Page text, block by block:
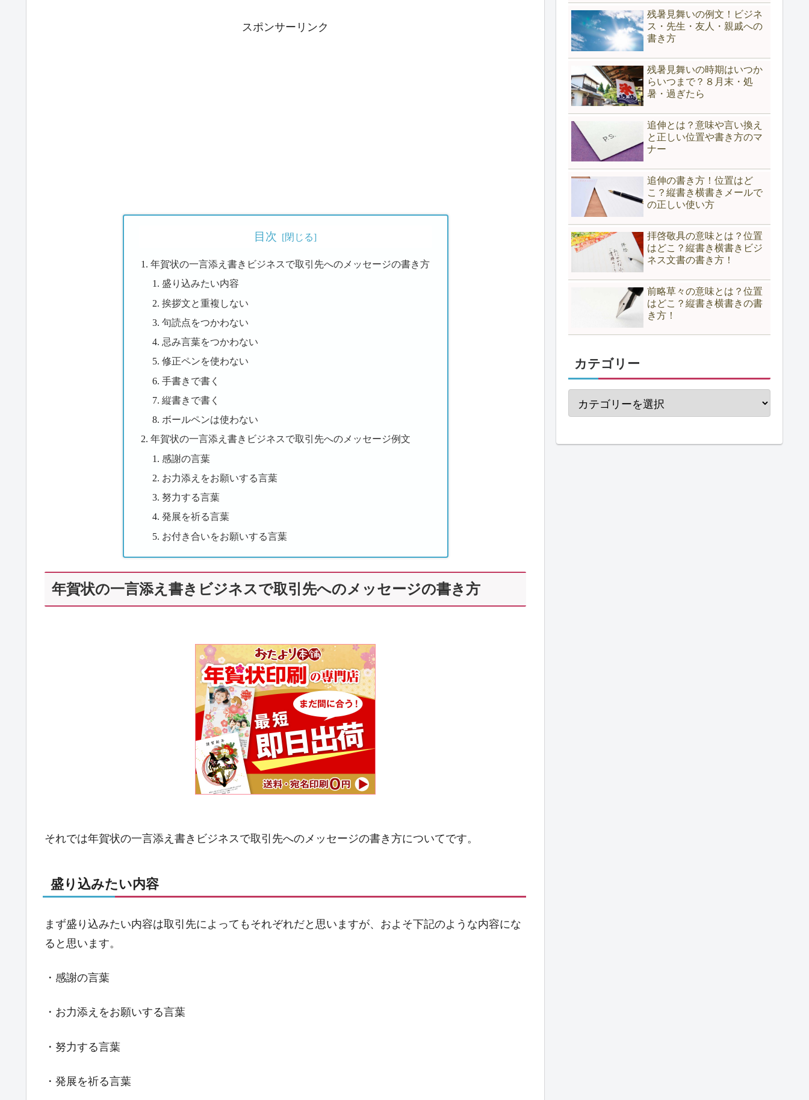
スポンサーリンク
目次
年賀状の一言添え書きビジネスで取引先へのメッセージの書き方
盛り込みたい内容
挨拶文と重複しない
句読点をつかわない
忌み言葉をつかわない
修正ペンを使わない
手書きで書く
縦書きで書く
ボールペンは使わない
年賀状の一言添え書きビジネスで取引先へのメッセージ例文
感謝の言葉
お力添えをお願いする言葉
努力する言葉
発展を祈る言葉
お付き合いをお願いする言葉
年賀状の一言添え書きビジネスで取引先へのメッセージの書き方
それでは年賀状の一言添え書きビジネスで取引先へのメッセージの書き方についてです。
盛り込みたい内容
まず盛り込みたい内容は取引先によってもそれぞれだと思いますが、およそ下記のような内容にな
ると思います。
・感謝の言葉
・お力添えをお願いする言葉
・努力する言葉
・発展を祈る言葉
残暑見舞いの例文！ビジネ
ス・先生・友人・親戚への
書き方
残暑見舞いの時期はいつか
らいつまで？８月末・処
暑・過ぎたら
追伸とは？意味や言い換え
と正しい位置や書き方のマ
ナー
追伸の書き方！位置はど
こ？縦書き横書きメールで
の正しい使い方
拝啓敬具の意味とは？位置
はどこ？縦書き横書きビジ
ネス文書の書き方！
前略草々の意味とは？位置
はどこ？縦書き横書きの書
き方！
カテゴリー